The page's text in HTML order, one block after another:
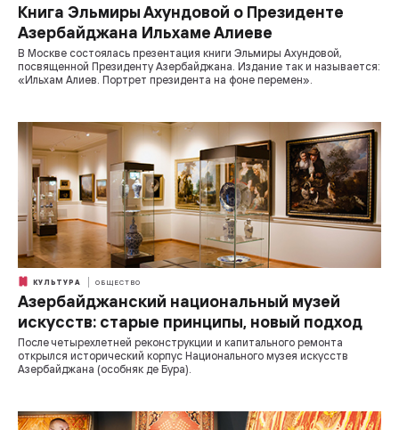
Книга Эльмиры Ахундовой о Президенте
Азербайджана Ильхаме Алиеве
В Москве состоялась презентация книги Эльмиры Ахундовой,
посвященной Президенту Азербайджана. Издание так и называется:
«Ильхам Алиев. Портрет президента на фоне перемен».
КУЛЬТУРА ОБЩЕСТВО
Азербайджанский национальный музей
искусств: старые принципы, новый подход
После четырехлетней реконструкции и капитального ремонта
открылся исторический корпус Национального музея искусств
Азербайджана (особняк де Бура).